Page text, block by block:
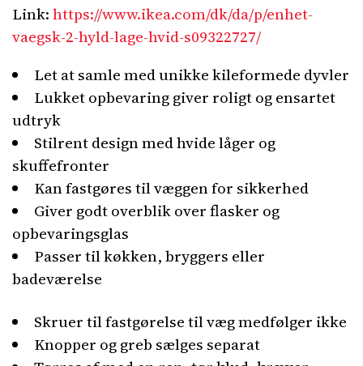
Link:https://www.ikea.com/dk/da/p/enhet-
vaegsk-2-hyld-lage-hvid-s09322727/
Let at samle med unikke kileformede dyvler
Lukket opbevaring giver roligt og ensartet
udtryk
Stilrent design med hvide låger og
skuffefronter
Kan fastgøres til væggen for sikkerhed
Giver godt overblik over flasker og
opbevaringsglas
Passer til køkken, bryggers eller
badeværelse
Skruer til fastgørelse til væg medfølger ikke
Knopper og greb sælges separat